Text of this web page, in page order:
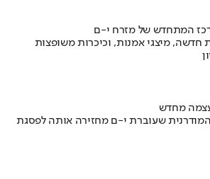
המתחדש של מזרח י-ם
חדשה, מיצגי אמנות, וכיכרות משופצות
מחדש
שעוברת י-ם מחזירה אותה לפסגת